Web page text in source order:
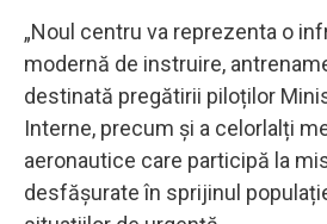
„Noul centru va reprezenta o
modernă de instruire,
destinată pregătirii piloților
Interne, precum și a celorlalți
aeronautice care participă la
desfășurate în sprijinul